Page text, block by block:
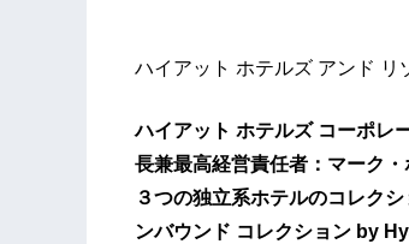
ハイアット ホテルズ アンド リ
ハイアット ホテルズ コーポレ
長兼最高経営責任者：マーク
３つの独立系ホテルのコレク
ンバウンド コレクション by